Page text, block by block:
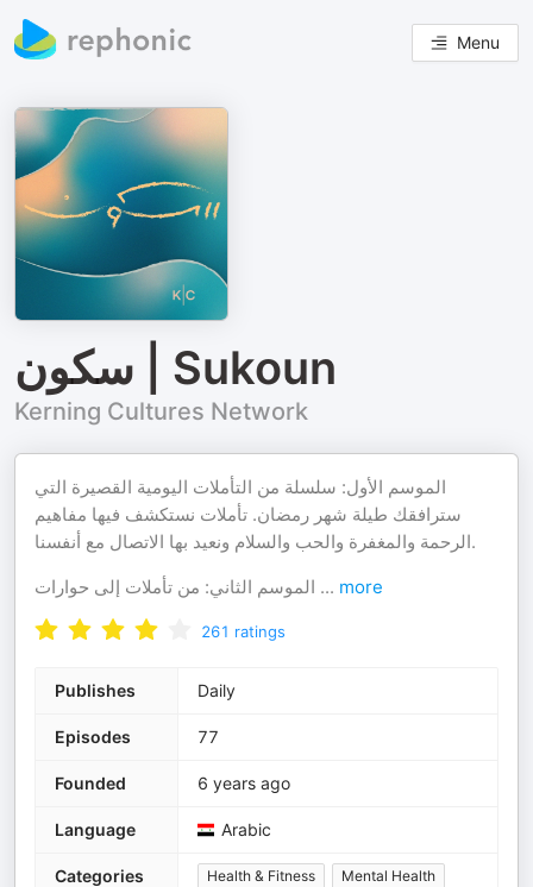
Menu
سكون | Sukoun
Kerning Cultures Network
الموسم الأول: سلسلة من التأملات اليومية القصيرة التي
سترافقك طيلة شهر رمضان. تأملات نستكشف فيها مفاهيم
الرحمة والمغفرة والحب والسلام ونعيد بها الاتصال مع أنفسنا.
... more
261 ratings
Publishes Daily
Episodes 77
Founded 6 years ago
Language Arabic
Categories Health & Fitness Mental Health